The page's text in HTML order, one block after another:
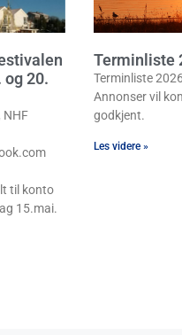
og 20.
NHF
til konto
15.mai.
Terminliste
Terminliste
Annonser vil
godkjent.
Les videre »